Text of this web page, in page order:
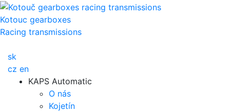
Kotouc gearboxes
Racing transmissions
sk
cz en
KAPS Automatic
O nás
Kojetín